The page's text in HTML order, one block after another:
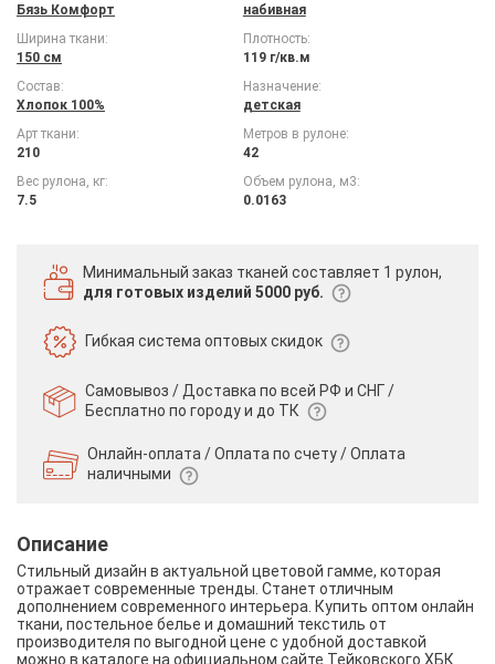
Бязь Комфорт
набивная
Ширина ткани:
150 см
Плотность:
119 г/кв.м
Состав:
Хлопок 100%
Назначение:
детская
Арт ткани:
210
Метров в рулоне:
42
Вес рулона, кг:
7.5
Объем рулона, м3:
0.0163
Минимальный заказ тканей составляет 1 рулон,
для готовых изделий 5000 руб.
Гибкая системаоптовых скидок
Самовывоз / Доставка по всей РФ и СНГ /
Бесплатно по городу и до ТК
Онлайн-оплата / Оплата по счету /Оплата
наличными
Описание
Стильный дизайн в актуальной цветовой гамме, которая
отражает современные тренды. Станет отличным
дополнением современного интерьера. Купить оптом онлайн
ткани, постельное белье и домашний текстиль от
производителя по выгодной цене с удобной доставкой
можно в каталоге на официальном сайте Тейковского ХБК